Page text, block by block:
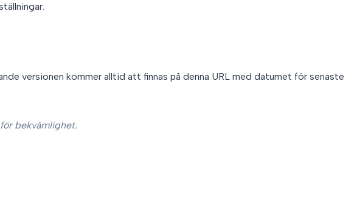
versionen kommer alltid att finnas på denna URL med datumet för senaste
bekvämlighet.